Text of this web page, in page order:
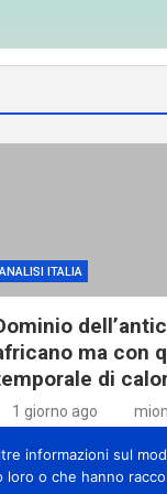
ITALIA
ma con
di
1 giorno ago
informazioni sul
o che hanno